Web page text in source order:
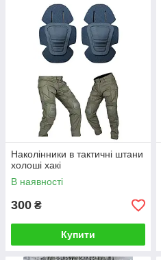
Наколінники в тактичні штани
холоші хакі
В наявності
300 ₴
Купити